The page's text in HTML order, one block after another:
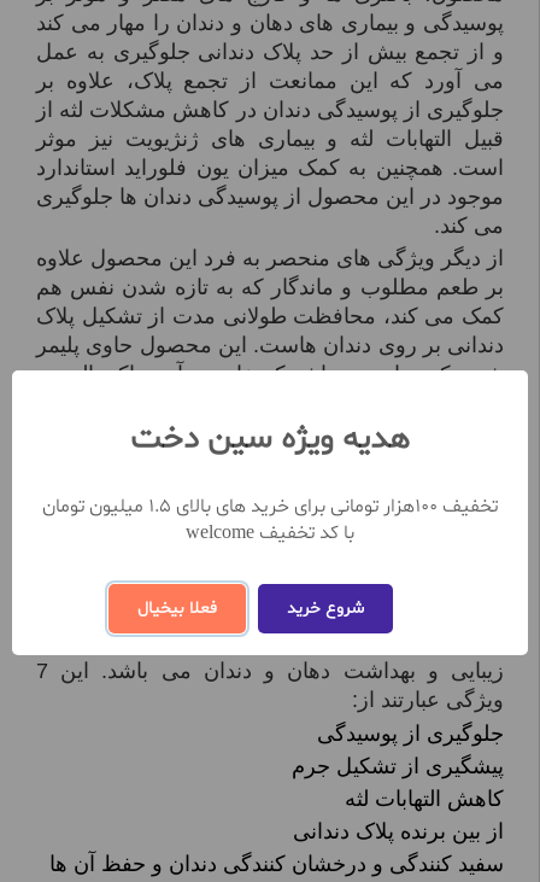
پوسیدگی و بیماری های دهان و دندان را مهار می کند
و از تجمع بیش از حد پلاک دندانی جلوگیری به عمل
می آورد که این ممانعت از تجمع پلاک، علاوه بر
جلوگیری از پوسیدگی دندان در کاهش مشکلات لثه از
قبیل التهابات لثه و بیماری های ژنژیویت نیز موثر
است. همچنین به کمک میزان یون فلوراید استاندارد
موجود در این محصول از پوسیدگی دندان ها جلوگیری
می کند.
از دیگر ویژگی های منحصر به فرد این محصول علاوه
بر طعم مطلوب و ماندگار که به تازه شدن نفس هم
کمک می کند، محافظت طولانی مدت از تشکیل پلاک
دندانی بر روی دندان هاست. این محصول حاوی پلیمر
تثبیت کننده ای می باشد که خاصیت آنتی باکتریالی در
کند. مریدنت، خمیردندان مورد تایید انجمن
دندانپزشکی ایران می باشد.
برای داشتن لبخندی زیبا و تضمین سلامتی دندان
ها، خمیردندان کامل مریدنت مدل 7 کاره 130 میل را
بهداشتی سین دخت خریداری نمایید.
خمیردندان کامل با اثر طولانی مدت، با ترکیبات خاص
خود دارای 7 ویژگی مهم در راستای حفظ سلامت،
زیبایی و بهداشت دهان و دندان می باشد. این 7
ویژگی عبارتند از:
جلوگیری از پوسیدگی
پیشگیری از تشکیل جرم
کاهش التهابات لثه
از بین برنده پلاک دندانی
سفید کنندگی و درخشان کنندگی دندان و حفظ آن ها
هدیه ویژه سین دخت
تخفیف 100هزار تومانی برای خرید های بالای 1.5 میلیون تومان
با کد تخفیف welcome
شروع خرید فعلا بیخیال